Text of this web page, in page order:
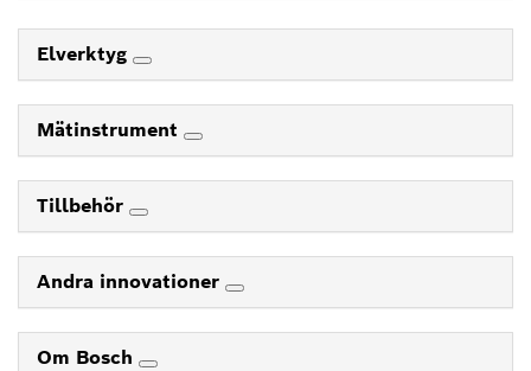
Elverktyg
Mätinstrument
Tillbehör
Andra innovationer
Om Bosch